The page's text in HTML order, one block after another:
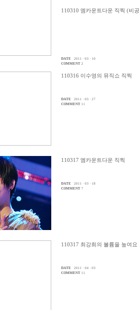
110310 엠카운트다운 직찍 (비
DATE
2011 · 03 · 10
COMMENT 2
110316 이수영의 뮤직쇼 직찍
DATE
2011 · 03 · 27
COMMENT
110317 엠카운트다운 직찍
DATE
2011 · 03 · 18
COMMENT 7
110317 최강희의 볼륨을 높여요
DATE
2011 · 04 · 03
COMMENT